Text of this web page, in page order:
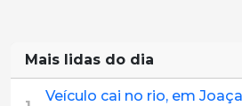
Mais lidas do dia
Veículo cai no rio, em